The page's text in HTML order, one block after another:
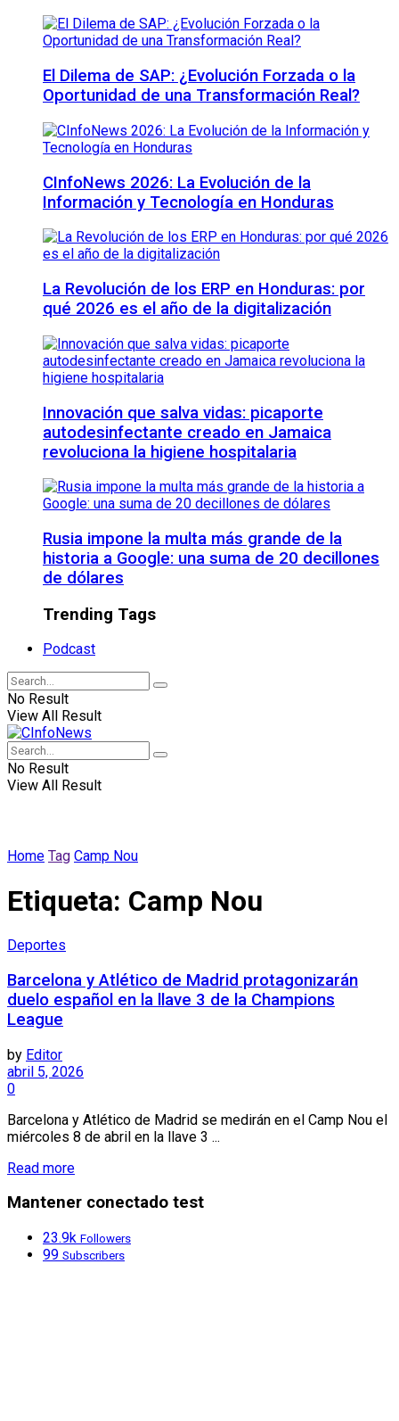
El Dilema de SAP: ¿Evolución Forzada o la
Oportunidad de una Transformación Real?
CInfoNews 2026: La Evolución de la
Información y Tecnología en Honduras
La Revolución de los ERP en Honduras: por
qué 2026 es el año de la digitalización
Innovación que salva vidas: picaporte
autodesinfectante creado en Jamaica
revoluciona la higiene hospitalaria
Rusia impone la multa más grande de la
historia a Google: una suma de 20 decillones
de dólares
Trending Tags
Podcast
No Result
View All Result
No Result
View All Result
Home Tag Camp Nou
Etiqueta: Camp Nou
Deportes
Barcelona y Atlético de Madrid protagonizarán
duelo español en la llave 3 de la Champions
League
by Editor
abril 5, 2026
0
Barcelona y Atlético de Madrid se medirán en el Camp Nou el
miércoles 8 de abril en la llave 3 ...
Read more
Mantener conectado test
23.9k Followers
99 Subscribers